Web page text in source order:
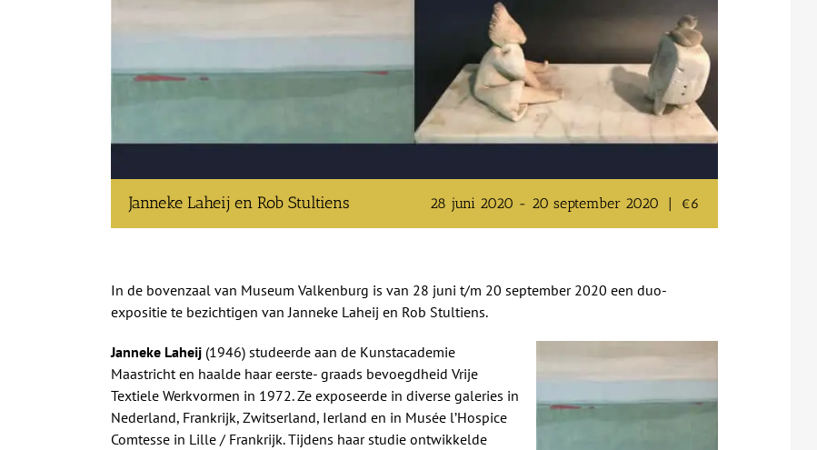
Janneke Laheij en Rob Stultiens 28 juni 2020 - 20 september 2020 | €6
In de bovenzaal van Museum Valkenburg is van 28 juni t/m 20 september 2020 een duo-
expositie te bezichtigen van Janneke Laheij en Rob Stultiens.
Janneke Laheij (1946) studeerde aan de Kunstacademie
Maastricht en haalde haar eerste- graads bevoegdheid Vrije
Textiele Werkvormen in 1972. Ze exposeerde in diverse galeries in
Nederland, Frankrijk, Zwitserland, Ierland en in Musée l’Hospice
Comtesse in Lille / Frankrijk. Tijdens haar studie ontwikkelde